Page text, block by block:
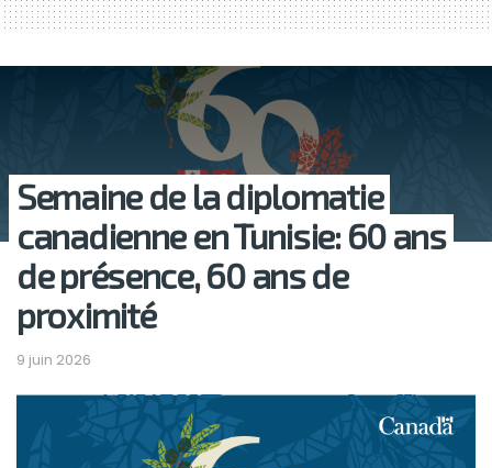
Semaine de la diplomatie
canadienne en Tunisie: 60 ans
de présence, 60 ans de
proximité
9 juin 2026